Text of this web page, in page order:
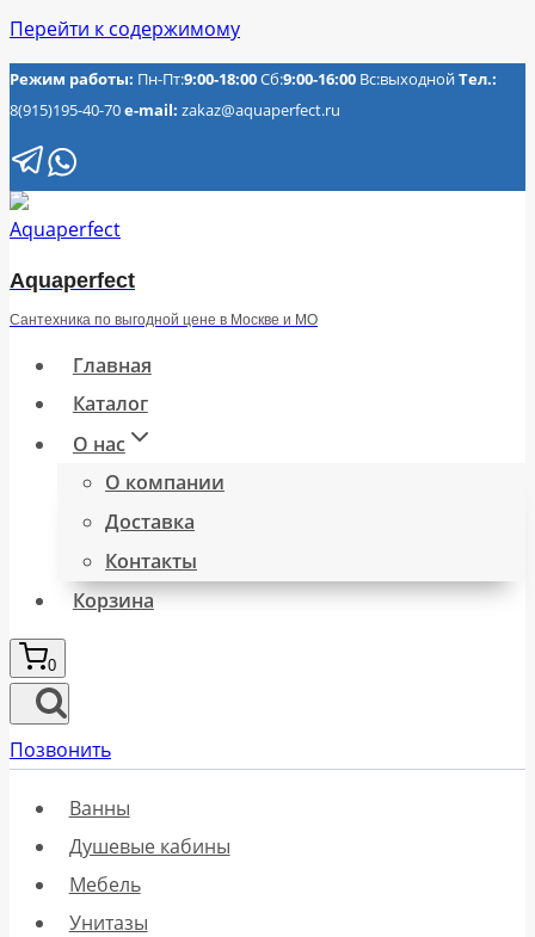
Перейти к содержимому
Режим работы: Пн-Пт:9:00-18:00Сб:9:00-16:00 Вс:выходнойТел.:
8(915)195-40-70e-mail: zakaz@aquaperfect.ru
Aquaperfect
Сантехника по выгодной цене в Москве и МО
Главная
Каталог
О нас
О компании
Доставка
Контакты
Корзина
0
Позвонить
Ванны
Душевые кабины
Мебель
Унитазы